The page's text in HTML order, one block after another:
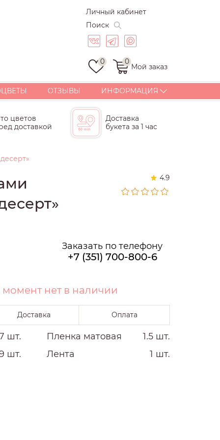
Личный кабинет
Поиск
0 0
Мой заказ
ОТЗЫВЫ
ИНФОРМАЦИЯ
ОПЛАТА
СТАТЬИ
ПОЧЕМУ МЫ?
цветов
доставкой
Доставка
букета за 1 час
4.9
Заказать по телефону
+7 (351) 700-800-6
нет в наличии
Доставка Оплата
шт.
шт.
Пленка матовая
1.5 шт.
Лента
1 шт.